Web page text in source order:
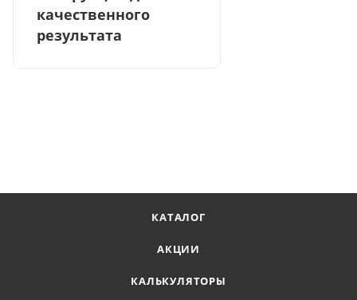
качественного
результата
КАТАЛОГ
АКЦИИ
КАЛЬКУЛЯТОРЫ